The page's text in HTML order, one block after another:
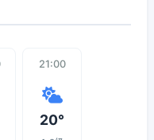
21:00
20°